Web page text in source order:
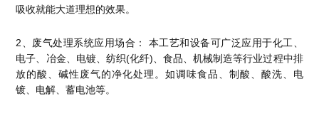
吸收就能大道理想的效果。
2、废气处理系统应用场合： 本工艺和设备可广泛应用于化工、
电子、冶金、电镀、纺织(化纤)、食品、机械制造等行业过程中排
放的酸、碱性废气的净化处理。如调味食品、制酸、酸洗、电
镀、电解、蓄电池等。